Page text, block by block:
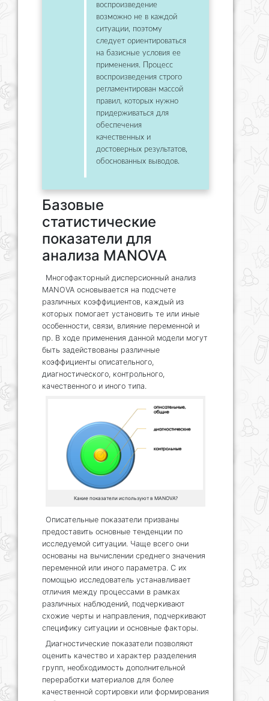
воспроизведение
возможно не в каждой
ситуации, поэтому
следует ориентироваться
на базисные условия ее
применения. Процесс
воспроизведения строго
регламентирован массой
правил, которых нужно
придерживаться для
обеспечения
качественных и
достоверных результатов,
обоснованных выводов.
Базовые
статистические
показатели для
анализа MANOVA
Многофакторный дисперсионный анализ
MANOVA основывается на подсчете
различных коэффициентов, каждый из
которых помогает установить те или иные
особенности, связи, влияние переменной и
пр. В ходе применения данной модели могут
быть задействованы различные
коэффициенты описательного,
диагностического, контрольного,
качественного и иного типа.
Какие показатели используют в MANOVA?
Описательные показатели призваны
предоставить основные тенденции по
исследуемой ситуации. Чаще всего они
основаны на вычислении среднего значения
переменной или иного параметра. С их
помощью исследователь устанавливает
отличия между процессами в рамках
различных наблюдений, подчеркивают
схожие черты и направления, подчеркивают
специфику ситуации и основные факторы.
Диагностические показатели позволяют
оценить качество и характер разделения
групп, необходимость дополнительной
переработки материалов для более
качественной сортировки или формирования